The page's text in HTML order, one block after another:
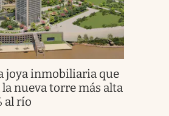
joya inmobiliaria que
la nueva torre más alta
al río